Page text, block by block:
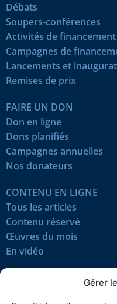
Gérer
Débats
Soupers-conférences
Activités de financement
Campagnes de
Lancements et
Remises de prix
FAIRE UN DON
Don en ligne
Dons planifiés
Campagnes annuelles
Nos donateurs
CONTENU EN LIGNE
Tous les articles
Contenu réservé
Œuvres du mois
En vidéo
SUIVEZ-NOUS